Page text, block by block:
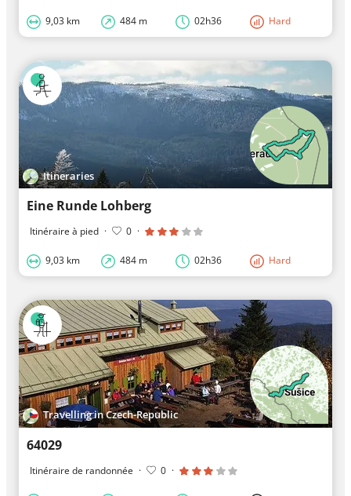
9,03 km 484 m 02h36 Hard
Itineraries
Eine Runde Lohberg
Itinéraire à pied · 0 ·
9,03 km 484 m 02h36 Hard
Travelling in Czech-Republic
64029
Itinéraire de randonnée · 0 ·